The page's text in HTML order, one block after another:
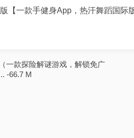
【一款手健身App，热汗舞蹈国际
一款探险解谜游戏，解锁免广
-66.7 M